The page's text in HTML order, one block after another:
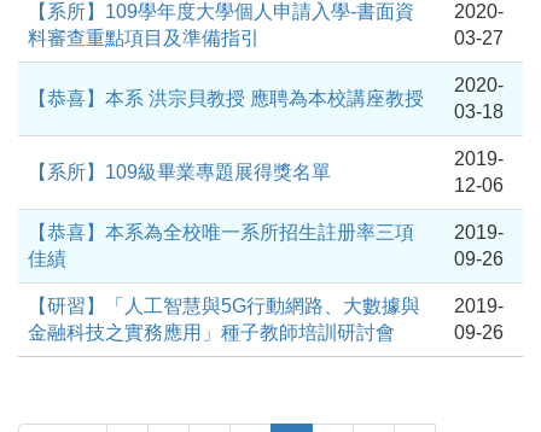
【系所】109學年度大學個人申請入學-書面資
料審查重點項目及準備指引
2020-
03-27
【恭喜】本系 洪宗貝教授 應聘為本校講座教授
2020-
03-18
【系所】109級畢業專題展得獎名單
2019-
12-06
【恭喜】本系為全校唯一系所招生註册率三項
佳績
2019-
09-26
【研習】「人工智慧與5G行動網路、大數據與
金融科技之實務應用」種子教師培訓研討會
2019-
09-26